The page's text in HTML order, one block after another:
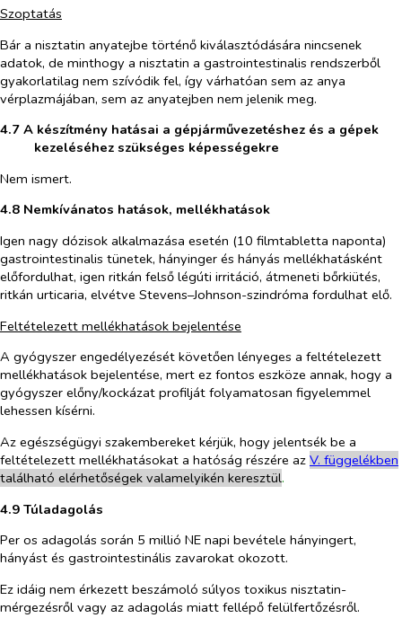
Szoptatás
Bár a nisztatin anyatejbe történő kiválasztódására nincsenek
adatok, de minthogy a nisztatin a gastrointestinalis rendszerből
gyakorlatilag nem szívódik fel, így várhatóan sem az anya
vérplazmájában, sem az anyatejben nem jelenik meg.
4.7 A készítmény hatásai a gépjárművezetéshez és a gépek
kezeléséhez szükséges képességekre
Nem ismert.
4.8 Nemkívánatos hatások, mellékhatások
Igen nagy dózisok alkalmazása esetén (10 filmtabletta naponta)
gastrointestinalis tünetek, hányinger és hányás mellékhatásként
előfordulhat, igen ritkán felső légúti irritáció, átmeneti bőrkiütés,
ritkán urticaria, elvétve Stevens–Johnson-szindróma fordulhat elő.
Feltételezett mellékhatások bejelentése
A gyógyszer engedélyezését követően lényeges a feltételezett
mellékhatások bejelentése, mert ez fontos eszköze annak, hogy a
gyógyszer előny/kockázat profilját folyamatosan figyelemmel
lehessen kísérni.
Az egészségügyi szakembereket kérjük, hogy jelentsék be a
feltételezett mellékhatásokat a hatóság részére az V. függelékben
található elérhetőségek valamelyikén keresztül.
4.9 Túladagolás
Per os adagolás során 5 millió NE napi bevétele hányingert,
hányást és gastrointestinális zavarokat okozott.
Ez idáig nem érkezett beszámoló súlyos toxikus nisztatin-
mérgezésről vagy az adagolás miatt fellépő felülfertőzésről.